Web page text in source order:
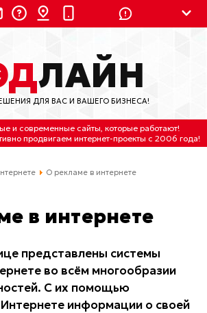
(800) 550-9899 (с 2:30 до 11:30 по
Бесплатно по России
658-653
637-673
вход \ Левый торец здания
Все контакты
ЛАЙН
ДЛЯ ВАС И ВАШЕГО БИЗНЕСА!
и современные сайты, которые работают!
продвигаем интернет-проекты с 2006 года!
О рекламе в интернете
в интернете
представлены системы
во всём многообразии
С их помощью
информации о своей